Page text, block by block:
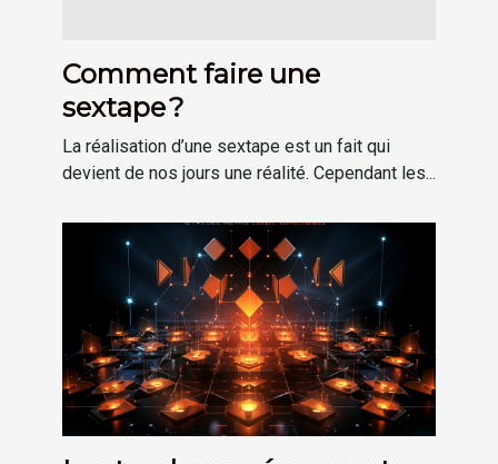
Comment faire une
sextape ?
La réalisation d’une sextape est un fait qui
devient de nos jours une réalité. Cependant les...